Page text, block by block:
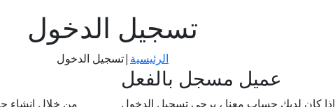
تسجيل الدخول
الرئيسية |تسجيل الدخول
من خلال إنشاء
عميل مسجل بالفعل
إذا كان لديك حساب معنا ، يرجى تسجيل الدخول